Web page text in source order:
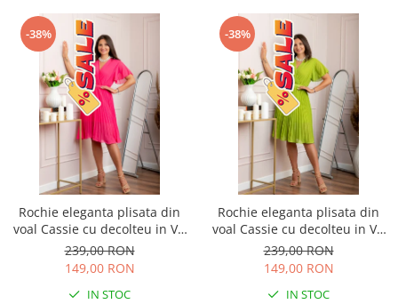
-38%
Rochie eleganta plisata din
voal Cassie cu decolteu in V -
Ciclam
239,00 RON
149,00 RON
IN STOC
-38%
Rochie eleganta plisata din
voal Cassie cu decolteu in V -
Verde lime
239,00 RON
149,00 RON
IN STOC